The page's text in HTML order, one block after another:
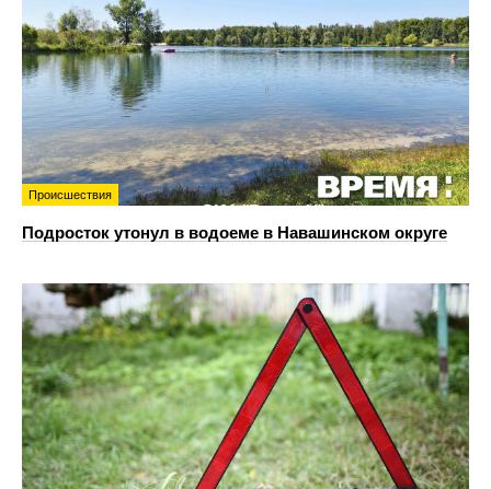
Происшествия
Подросток утонул в водоеме в Навашинском округе